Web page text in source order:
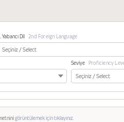
Yabancı Dil 2nd Foreign Language
Seviye Proficiency
görüntülemek için tıklayınız.